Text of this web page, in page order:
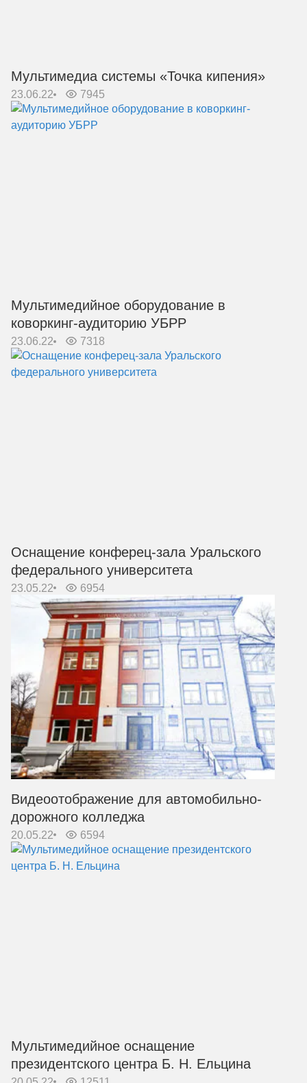
Мультимедиа системы «Точка кипения»
23.06.22 7945
Мультимедийное оборудование в
коворкинг-аудиторию УБРР
23.06.22 7318
Оснащение конферец-зала Уральского
федерального университета
23.05.22 6954
Видеоотображение для автомобильно-
дорожного колледжа
20.05.22 6594
Мультимедийное оснащение
президентского центра Б. Н. Ельцина